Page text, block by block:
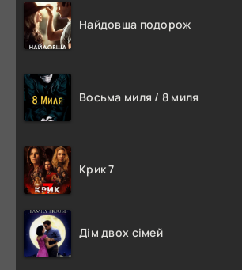
Найдовша подорож
Восьма миля / 8 миля
Крик 7
Дім двох сімей